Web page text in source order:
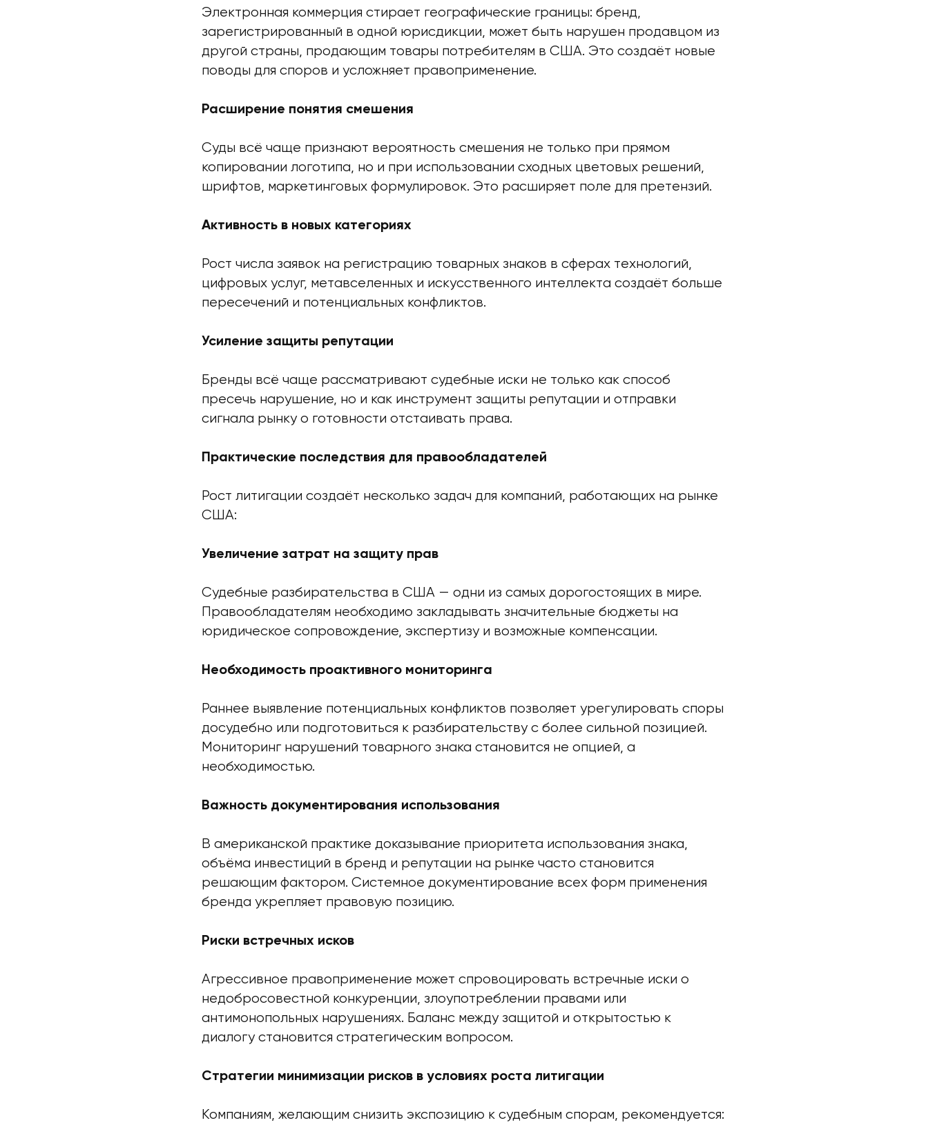
Электронная коммерция стирает географические границы: бренд,
зарегистрированный в одной юрисдикции, может быть нарушен продавцом из
другой страны, продающим товары потребителям в США. Это создаёт новые
поводы для споров и усложняет правоприменение.
Расширение понятия смешения
Суды всё чаще признают вероятность смешения не только при прямом
копировании логотипа, но и при использовании сходных цветовых решений,
шрифтов, маркетинговых формулировок. Это расширяет поле для претензий.
Активность в новых категориях
Рост числа заявок на регистрацию товарных знаков в сферах технологий,
цифровых услуг, метавселенных и искусственного интеллекта создаёт больше
пересечений и потенциальных конфликтов.
Усиление защиты репутации
Бренды всё чаще рассматривают судебные иски не только как способ
пресечь нарушение, но и как инструмент защиты репутации и отправки
сигнала рынку о готовности отстаивать права.
Практические последствия для правообладателей
Рост литигации создаёт несколько задач для компаний, работающих на рынке
США:
Увеличение затрат на защиту прав
Судебные разбирательства в США — одни из самых дорогостоящих в мире.
Правообладателям необходимо закладывать значительные бюджеты на
юридическое сопровождение, экспертизу и возможные компенсации.
Необходимость проактивного мониторинга
Раннее выявление потенциальных конфликтов позволяет урегулировать споры
досудебно или подготовиться к разбирательству с более сильной позицией.
Мониторинг нарушений товарного знака становится не опцией, а
необходимостью.
Важность документирования использования
В американской практике доказывание приоритета использования знака,
объёма инвестиций в бренд и репутации на рынке часто становится
решающим фактором. Системное документирование всех форм применения
бренда укрепляет правовую позицию.
Риски встречных исков
Агрессивное правоприменение может спровоцировать встречные иски о
недобросовестной конкуренции, злоупотреблении правами или
антимонопольных нарушениях. Баланс между защитой и открытостью к
диалогу становится стратегическим вопросом.
Стратегии минимизации рисков в условиях роста литигации
Компаниям, желающим снизить экспозицию к судебным спорам, рекомендуется: